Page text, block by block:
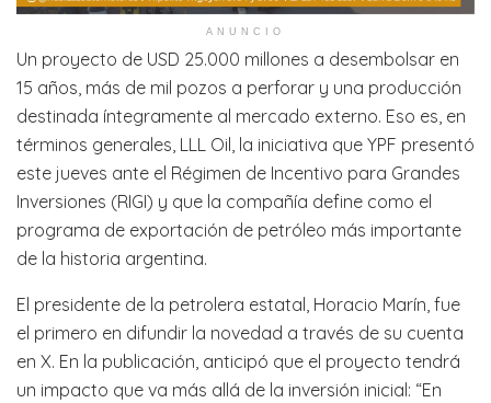
ANUNCIO
Un proyecto de USD 25.000 millones a desembolsar en
15 años, más de mil pozos a perforar y una producción
destinada íntegramente al mercado externo. Eso es, en
términos generales, LLL Oil, la iniciativa que YPF presentó
este jueves ante el Régimen de Incentivo para Grandes
Inversiones (RIGI) y que la compañía define como el
programa de exportación de petróleo más importante
de la historia argentina.
El presidente de la petrolera estatal, Horacio Marín, fue
el primero en difundir la novedad a través de su cuenta
en X. En la publicación, anticipó que el proyecto tendrá
un impacto que va más allá de la inversión inicial: “En